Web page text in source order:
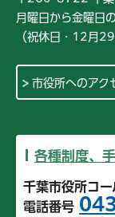
月曜日から金曜日
（祝休日・12月
市役所へのアク
各種制度、
千葉市役所コ
電話番号